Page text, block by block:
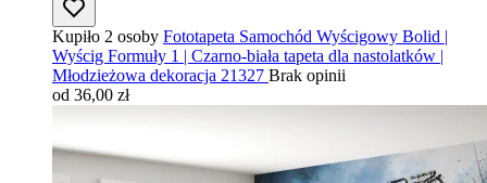
Kupiło 2 osoby Fototapeta Samochód Wyścigowy Bolid |
Wyścig Formuły 1 | Czarno-biała tapeta dla nastolatków |
Młodzieżowa dekoracja 21327 Brak opinii
od 36,00 zł